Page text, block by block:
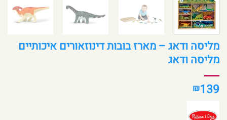
מליסה ודאג – מארז בובות דינוזאורים איכותיים
מליסה ודאג
₪139